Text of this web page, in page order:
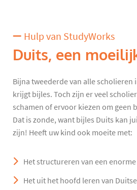
Hulp van StudyWorks
Duits, een
Bijna tweederde van alle scholieren
krijgt bijles. Toch zijn er veel
schamen of ervoor kiezen om geen
Dat is zonde, want bijles Duits kan
zijn! Heeft uw kind ook moeite met:
Het structureren van een
Het uit het hoofd leren van